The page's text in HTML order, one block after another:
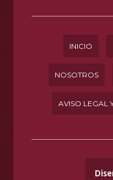
INICIO
NOSOTROS
AVISO LEGAL